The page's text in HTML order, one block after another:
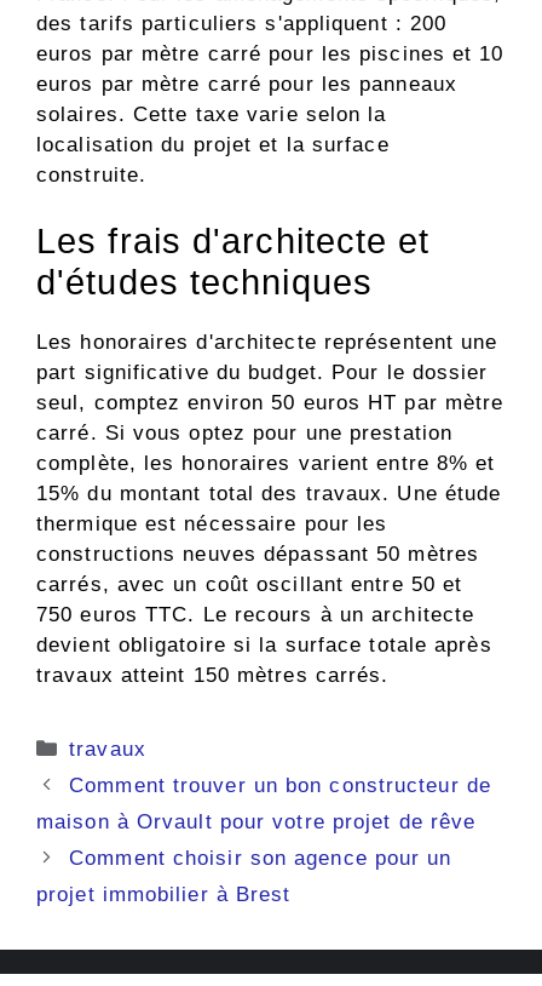
des tarifs particuliers s'appliquent : 200
euros par mètre carré pour les piscines et 10
euros par mètre carré pour les panneaux
solaires. Cette taxe varie selon la
localisation du projet et la surface
construite.
Les frais d'architecte et
d'études techniques
Les honoraires d'architecte représentent une
part significative du budget. Pour le dossier
seul, comptez environ 50 euros HT par mètre
carré. Si vous optez pour une prestation
complète, les honoraires varient entre 8% et
15% du montant total des travaux. Une étude
thermique est nécessaire pour les
constructions neuves dépassant 50 mètres
carrés, avec un coût oscillant entre 50 et
750 euros TTC. Le recours à un architecte
devient obligatoire si la surface totale après
travaux atteint 150 mètres carrés.
Catégories
travaux
Comment trouver un bon constructeur de
maison à Orvault pour votre projet de rêve
Comment choisir son agence pour un
projet immobilier à Brest